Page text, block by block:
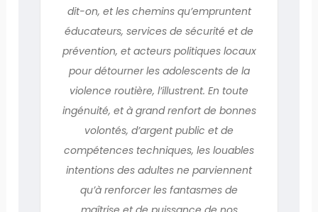
dit-on, et les chemins qu’empruntent
éducateurs, services de sécurité et de
prévention, et acteurs politiques locaux
pour détourner les adolescents de la
violence routière, l’illustrent. En toute
ingénuité, et à grand renfort de bonnes
volontés, d’argent public et de
compétences techniques, les louables
intentions des adultes ne parviennent
qu’à renforcer les fantasmes de